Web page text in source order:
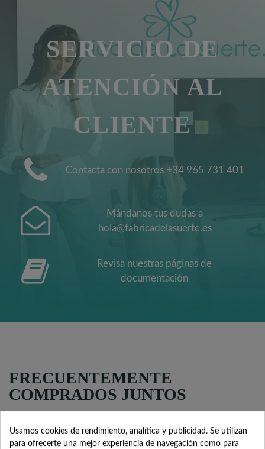
SERVICIO DE
ATENCIÓN AL
CLIENTE
Contacta con nosotros +34 965 731 401
Mándanos tus dudas a
hola@fabricadelasuerte.es
Revisa nuestras páginas de
documentación
FRECUENTEMENTE
COMPRADOS JUNTOS
Usamos cookies de rendimiento, analítica y publicidad. Se utilizan
para ofrecerte una mejor experiencia de navegación como para